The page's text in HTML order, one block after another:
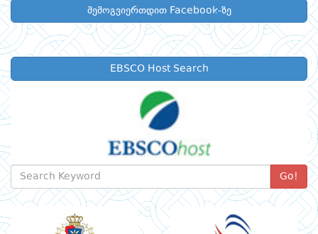
შემოგვიერთდით Facebook-ზე
EBSCO Host Search
Go!